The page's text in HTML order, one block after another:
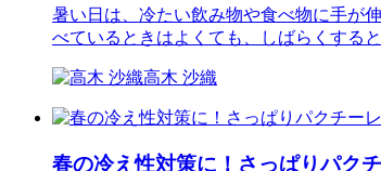
暑い日は、冷たい飲み物や食べ物に手が
べているときはよくても、しばらくする
高木 沙織
春の冷え性対策に！さっぱりパク